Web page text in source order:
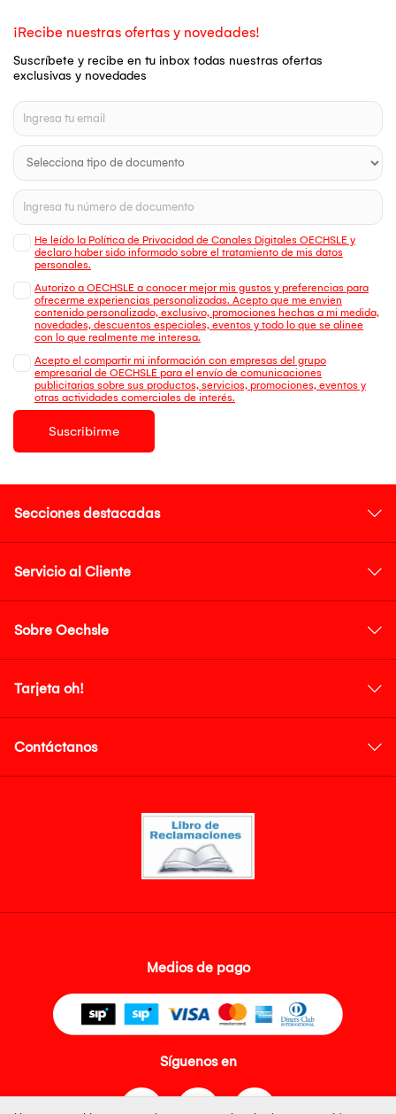
¡Recibe nuestras ofertas y novedades!
Suscríbete y recibe en tu inbox todas nuestras ofertas
exclusivas y novedades
He leído la Política de Privacidad de Canales Digitales OECHSLE y
declaro haber sido informado sobre el tratamiento de mis datos
personales.
Autorizo a OECHSLE a conocer mejor mis gustos y preferencias para
ofrecerme experiencias personalizadas. Acepto que me envien
contenido personalizado, exclusivo, promociones hechas a mi medida,
novedades, descuentos especiales, eventos y todo lo que se alinee
con lo que realmente me interesa.
Acepto el compartir mi información con empresas del grupo
empresarial de OECHSLE para el envío de comunicaciones
publicitarias sobre sus productos, servicios, promociones, eventos y
otras actividades comerciales de interés.
Suscribirme
Secciones destacadas
Servicio al Cliente
Sobre Oechsle
Tarjeta oh!
Contáctanos
Medios de pago
Síguenos en